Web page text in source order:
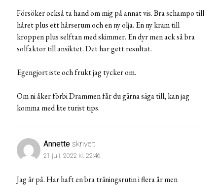
Försöker också ta hand om mig på annat vis. Bra schampo till
håret plus ett hårserum och en ny olja. En ny kräm till
kroppen plus selftan med skimmer. En dyr men ack så bra
solfaktor till ansiktet. Det har gett resultat.
Egengjort iste och frukt jag tycker om.
Om ni åker förbi Drammen får du gärna säga till, kan jag
komma med lite turist tips.
Annette skriver:
21 juli, 2022 kl. 22:46
Jag är på. Har haft en bra träningsrutin i flera år men